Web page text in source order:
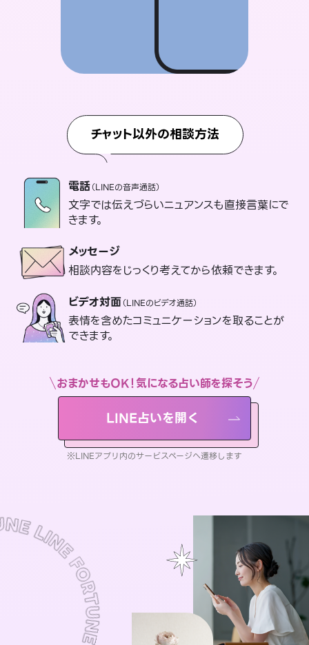
チャット以外の相談方法
電話（LINEの音声通話）
文字では伝えづらいニュアンスも直接言葉にで
きます。
メッセージ
相談内容をじっくり考えてから依頼できます。
ビデオ対面（LINEのビデオ通話）
表情を含めたコミュニケーションを取ることが
できます。
おまかせもOK！気になる占い師を探そう
LINE占いを開く
※LINEアプリ内のサービスページへ遷移します